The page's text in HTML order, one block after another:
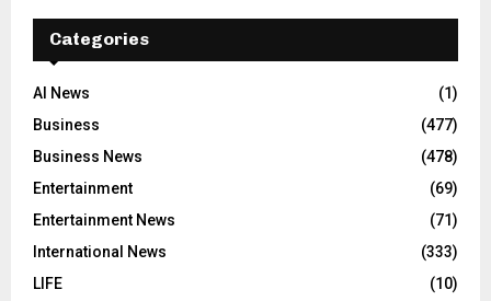
Categories
AI News
(1)
Business
(477)
Business News
(478)
Entertainment
(69)
Entertainment News
(71)
International News
(333)
LIFE
(10)